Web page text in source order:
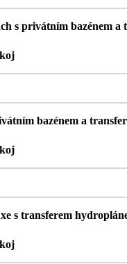
s privátním bazénem
bazénem a
s transferem